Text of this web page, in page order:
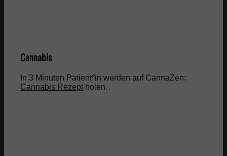
Cannabis
In 3 Minuten Patient*in werden auf CannaZen:
Cannabis Rezept holen.